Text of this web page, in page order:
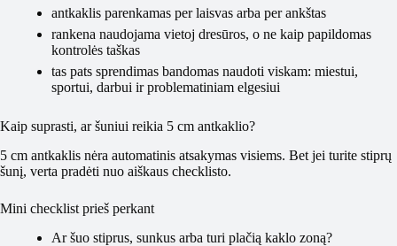
antkaklis parenkamas per laisvas arba per ankštas
rankena naudojama vietoj dresūros, o ne kaip papildomas
kontrolės taškas
tas pats sprendimas bandomas naudoti viskam: miestui,
sportui, darbui ir problematiniam elgesiui
Kaip suprasti, ar šuniui reikia 5 cm antkaklio?
5 cm antkaklis nėra automatinis atsakymas visiems. Bet jei turite stiprų
šunį, verta pradėti nuo aiškaus checklisto.
Mini checklist prieš perkant
Ar šuo stiprus, sunkus arba turi plačią kaklo zoną?